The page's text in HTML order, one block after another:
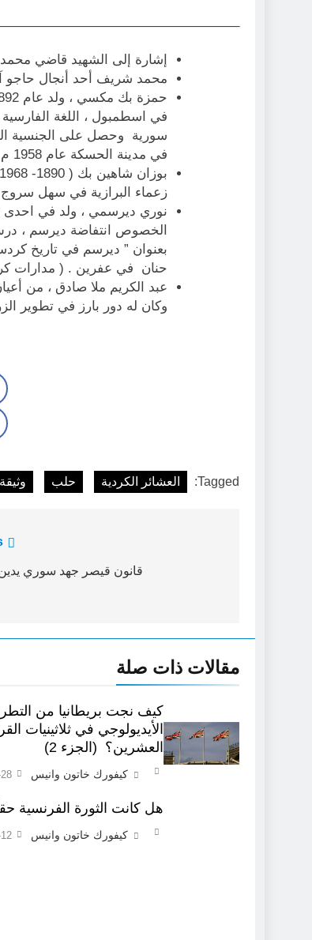
إشارة إلى الشهيد قاضي
محمد شريف أحد أنجال حاجو
في اسطمبول ، اللغة
في مدينة الحسكة عام 1958 م ودفن في مقبرة قرية دوكر . ( مدارات كرد )
زعماء البرازية في سهل
الخصوص انتفاضة ديرسم ،
حنان في عفرين . ( مدارات
وكان له دور بارز في تطوير
Tagged: العشائر الكردية حلب
قانون قيصر جهد سوري
مقالات ذات صلة
كيف نجت بريطانيا من
الأيديولوجي في ثلاثينيات
العشرين؟ (الجزء 2)
كيفورك خاتون وانيس
هل كانت الثورة الفرنسية
كيفورك خاتون وانيس